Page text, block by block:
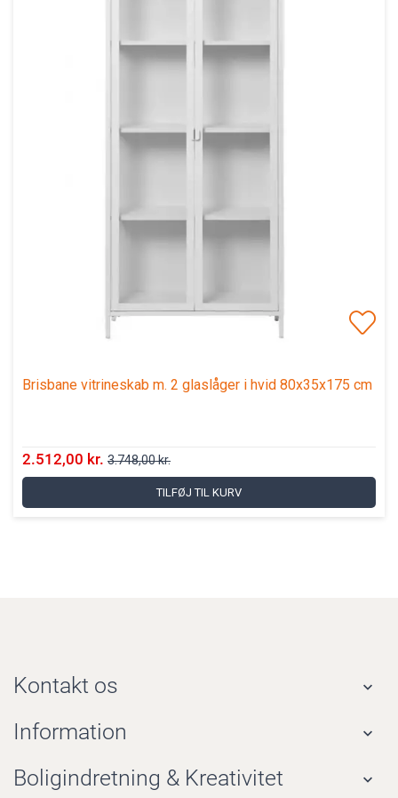
Brisbane vitrineskab m. 2 glaslåger i hvid 80x35x175 cm
2.512,00 kr. 3.748,00 kr.
TILFØJ TIL KURV
Kontakt os 
Information 
Boligindretning & Kreativitet 